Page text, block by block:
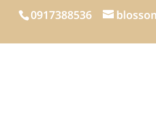
0917388536